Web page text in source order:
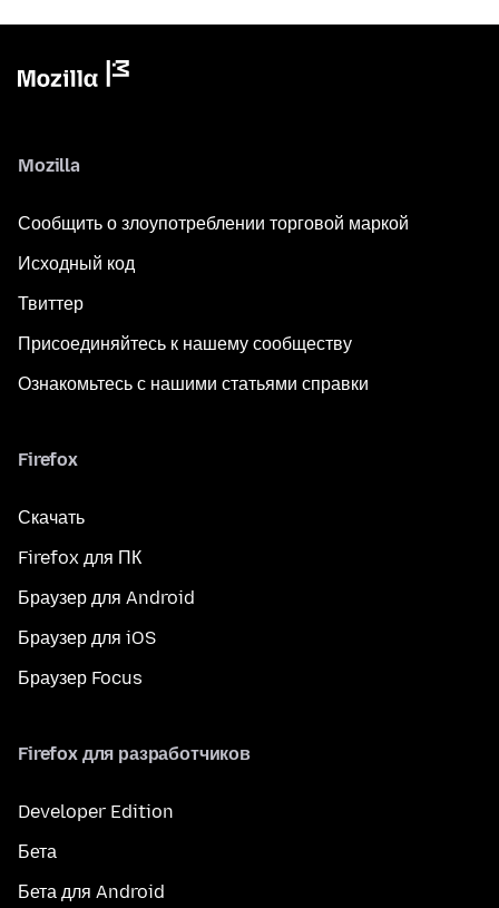
Mozilla
Сообщить о злоупотреблении торговой маркой
Исходный код
Твиттер
Присоединяйтесь к нашему сообществу
Ознакомьтесь с нашими статьями справки
Firefox
Скачать
Firefox для ПК
Браузер для Android
Браузер для iOS
Браузер Focus
Firefox для разработчиков
Developer Edition
Бета
Бета для Android